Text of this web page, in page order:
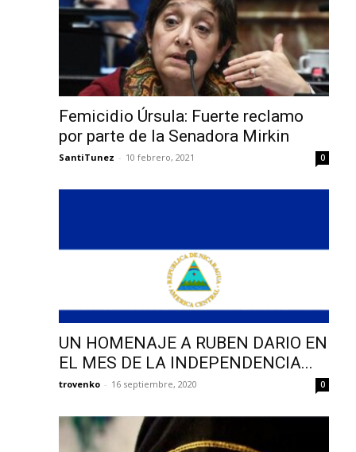
Femicidio Úrsula: Fuerte reclamo
por parte de la Senadora Mirkin
SantiTunez - 10 febrero, 2021 0
UN HOMENAJE A RUBEN DARIO EN
EL MES DE LA INDEPENDENCIA...
trovenko - 16 septiembre, 2020 0